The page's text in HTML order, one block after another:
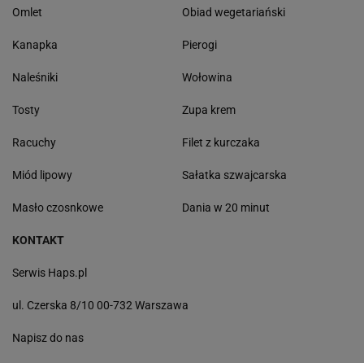
Omlet
Kanapka
Naleśniki
Tosty
Racuchy
Miód lipowy
Masło czosnkowe
Obiad wegetariański
Pierogi
Wołowina
Zupa krem
Filet z kurczaka
Sałatka szwajcarska
Dania w 20 minut
KONTAKT
Serwis Haps.pl
ul. Czerska 8/10 00-732 Warszawa
Napisz do nas